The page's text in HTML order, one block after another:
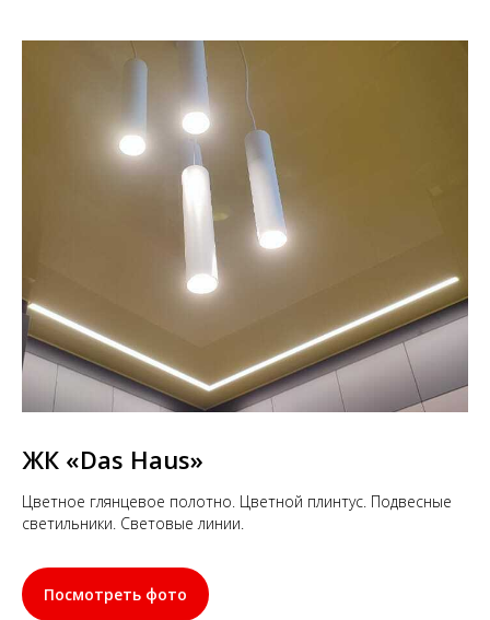
ЖК «Das Haus»
Цветное глянцевое полотно. Цветной плинтус. Подвесные
светильники. Световые линии.
Посмотреть фото